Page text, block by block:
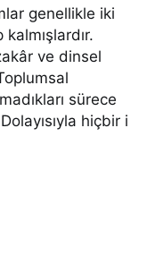
genellikle iki
kalmışlardır.
ve dinsel
sürece
hiçbir i